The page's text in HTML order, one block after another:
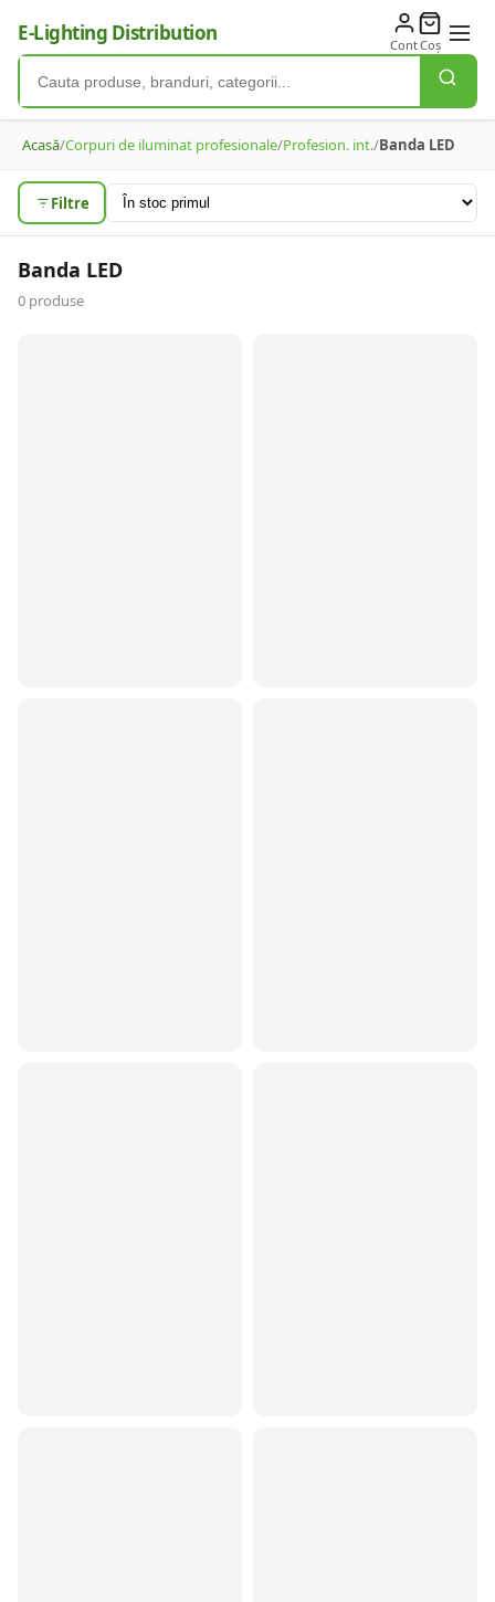
E-Lighting Distribution ContCoș
Acasă/Corpuri de iluminat profesionale/Profesion. int./Banda LED
Filtre
Banda LED
0 produse